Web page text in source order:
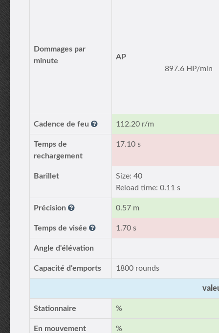
Dommages par
minute
AP
897.6 HP/min
Cadence de feu 112.20 r/m
Temps de
rechargement
17.10 s
Barillet
Size: 40
Reload time: 0.11 s
Précision 0.57 m
Temps de visée 1.70 s
Angle d'élévation
Capacité d'emports 1800 rounds
Stationnaire %
En mouvement %